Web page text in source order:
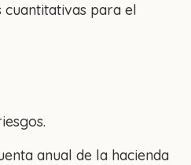
cuantitativas para el
anual de la hacienda